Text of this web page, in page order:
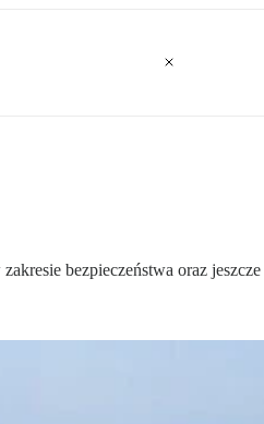
bezpieczeństwa oraz